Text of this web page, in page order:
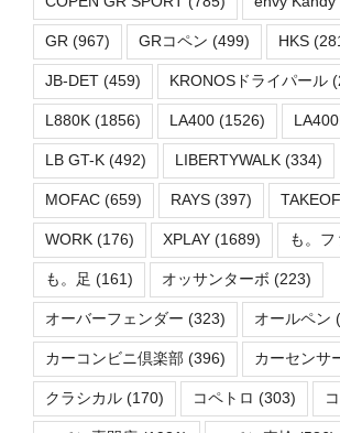
GR (967) GRコペン (499) HKS
JB-DET (459) KRONOSドライパール
L880K (1856) LA400 (1526)
LB GT-K (492) LIBERTYWALK (334)
MOFAC (659) RAYS (397)
WORK (176) XPLAY (1689) も。フ
も。足 (161) オッサンターボ (223)
オーバーフェンダー (323) オールペン
カーコンビニ倶楽部 (396) カーセンサ
クラシカル (170) コペトロ (303)